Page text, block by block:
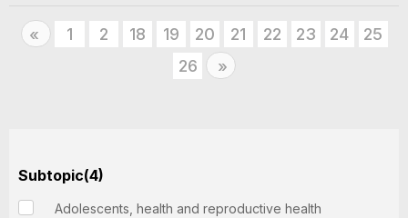
« Previous
1 2 18 19 20 21 22 23 24
25
26
»Next
Subtopic(4)
Adolescents, health and reproductive health